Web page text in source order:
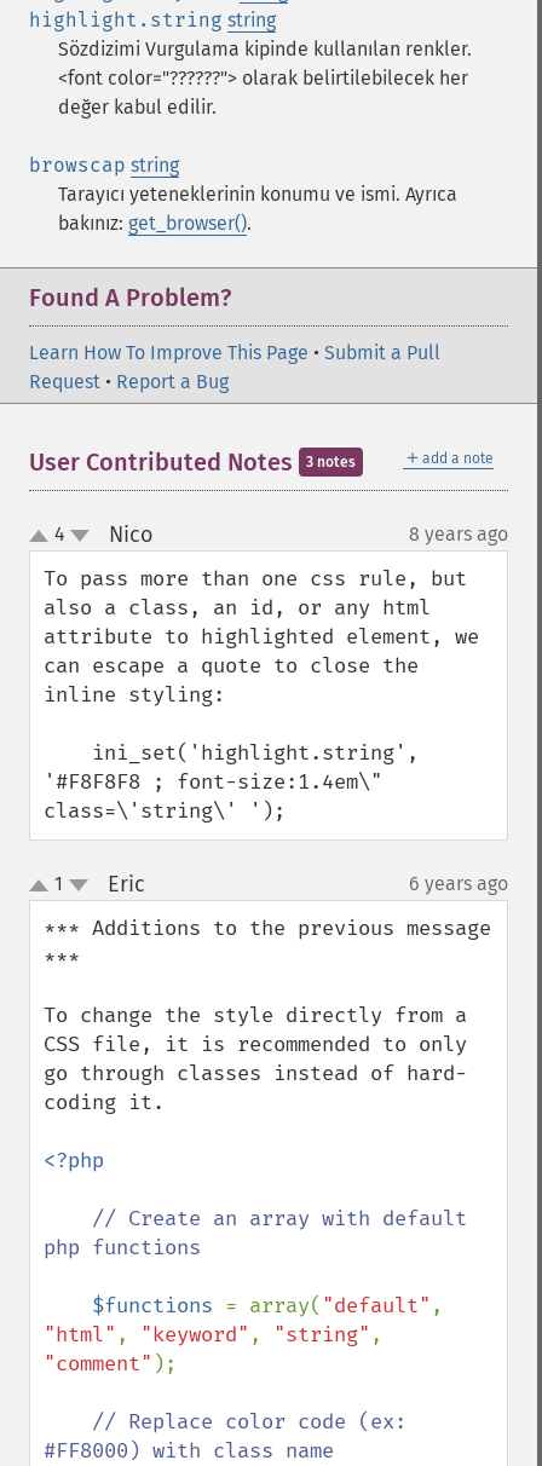
highlight.string string
Sözdizimi Vurgulama kipinde kullanılan renkler.
<font color="??????"> olarak belirtilebilecek her
değer kabul edilir.
browscap string
Tarayıcı yeteneklerinin konumu ve ismi. Ayrıca
bakınız: get_browser().
Found A Problem?
Learn How To Improve This Page • Submit a Pull
Request • Report a Bug
＋ add a note
User Contributed Notes 3 notes
up
down
4 Nico¶ 8 years ago
To pass more than one css rule, but
also a class, an id, or any html
attribute to highlighted element, we
can escape a quote to close the
inline styling:
'#F8F8F8 ; font-size:1.4em\"
class=\'string\' ');
up
down
1 Eric 6 years ago
*** Additions to the previous message
***
To change the style directly from a
CSS file, it is recommended to only
go through classes instead of hard-
coding it.
<?php
// Create an array with default
php functions
$functions = array( "default"
"html" , "keyword" , "string"
"comment" );
// Replace color code (ex:
#FF8000) with class name